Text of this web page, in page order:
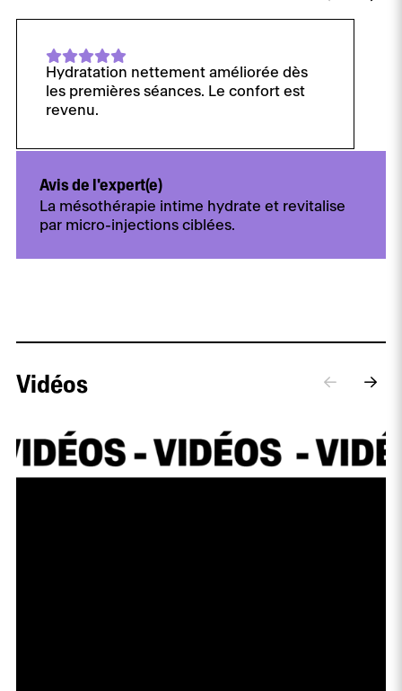
Hydratation nettement améliorée dès
les premières séances. Le confort est
revenu.
Avis de l'expert(e)
La mésothérapie intime hydrate et revitalise
par micro-injections ciblées.
Vidéos